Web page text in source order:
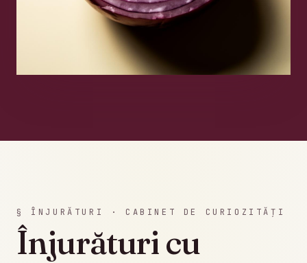
§ ÎNJURĂTURI · CABINET DE CURIOZITĂȚI
Înjurături cu